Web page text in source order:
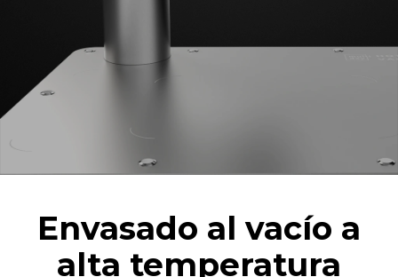
Envasado al vacío a
alta temperatura